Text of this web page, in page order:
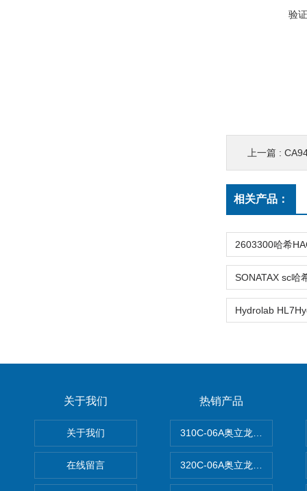
验
上一篇 :
相关产品：
关于我们
关于我们
在线留言
热销产品
310C-06A奥立龙实验室台式
320C-06A奥立龙实验室便携